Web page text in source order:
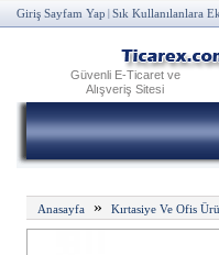
Giriş Sayfam Yap Sık Kullanılanlara
Güvenli E-Ticaret ve
Alışveriş Sitesi
Anasayfa» Kırtasiye Ve Ofis